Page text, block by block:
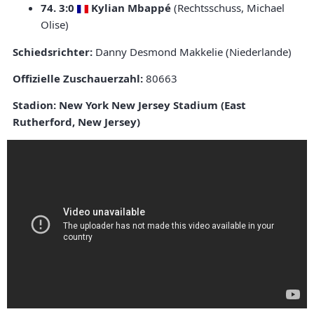
74. 3:0
Kylian Mbappé (Rechtsschuss, Michael
Olise)
Schiedsrichter: Danny Desmond Makkelie (Niederlande)
Offizielle Zuschauerzahl: 80663
Stadion: New York New Jersey Stadium (East
Rutherford, New Jersey)